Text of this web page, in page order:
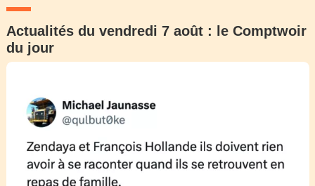
Actualités du vendredi 7 août : le Comptwoir
du jour